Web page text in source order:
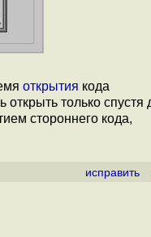
открытия кода
только спустя
стороннего кода,
исправить